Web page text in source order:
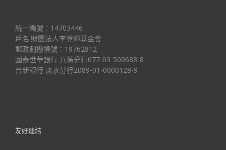
統一編號：14703446
戶名:財團法人李登輝基金會
郵政劃撥帳號：19762812
國泰世華銀行 八德分行077-03-500688-8
台新銀行 淡水分行2089-01-0000128-9
友好連結